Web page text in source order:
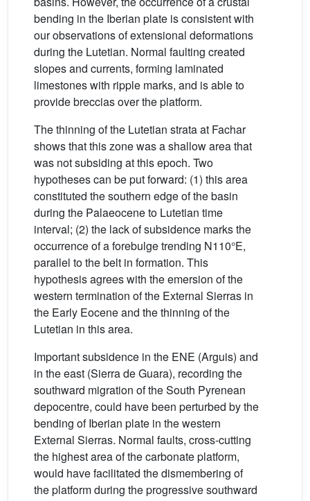
bending in the Iberian plate is consistent with
our observations of extensional deformations
during the Lutetian. Normal faulting created
slopes and currents, forming laminated
limestones with ripple marks, and is able to
provide breccias over the platform.
The thinning of the Lutetian strata at Fachar
shows that this zone was a shallow area that
was not subsiding at this epoch. Two
hypotheses can be put forward: (1) this area
constituted the southern edge of the basin
during the Palaeocene to Lutetian time
interval; (2) the lack of subsidence marks the
occurrence of a forebulge trending N110°E,
parallel to the belt in formation. This
hypothesis agrees with the emersion of the
western termination of the External Sierras in
the Early Eocene and the thinning of the
Lutetian in this area.
Important subsidence in the ENE (Arguis) and
in the east (Sierra de Guara), recording the
southward migration of the South Pyrenean
depocentre, could have been perturbed by the
bending of Iberian plate in the western
External Sierras. Normal faults, cross-cutting
the highest area of the carbonate platform,
would have facilitated the dismembering of
the platform during the progressive southward